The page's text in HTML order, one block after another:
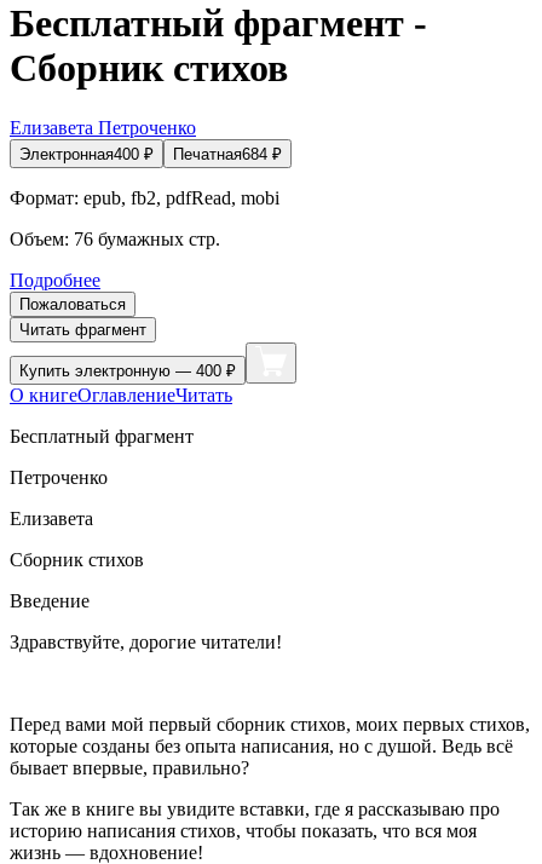
Бесплатный фрагмент -
Сборник стихов
Елизавета Петроченко
Электронная400 ₽ Печатная684 ₽
Формат: epub, fb2, pdfRead, mobi
Объем: 76 бумажных стр.
Подробнее
Пожаловаться
Читать фрагмент
Купить электронную — 400 ₽
О книгеОглавлениеЧитать
Бесплатный фрагмент
Петроченко
Елизавета
Сборник стихов
Введение
Здравствуйте, дорогие читатели!
Перед вами мой первый сборник стихов, моих первых стихов,
которые созданы без опыта написания, но с душой. Ведь всё
бывает впервые, правильно?
Так же в книге вы увидите вставки, где я рассказываю про
историю написания стихов, чтобы показать, что вся моя
жизнь — вдохновение!